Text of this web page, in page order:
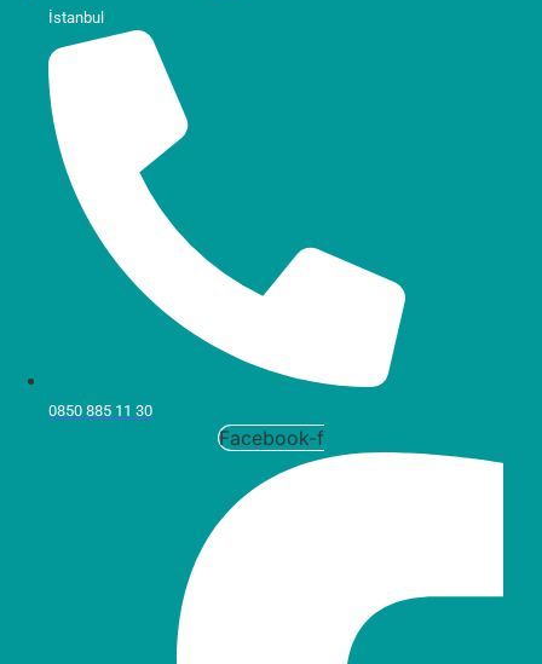
İstanbul
0850 885 11 30
Facebook-f